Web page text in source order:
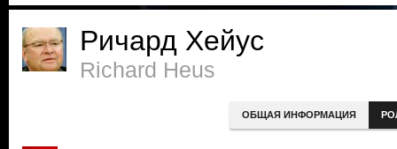
Ричард Хейус
Richard Heus
ОБЩАЯ ИНФОРМАЦИЯ